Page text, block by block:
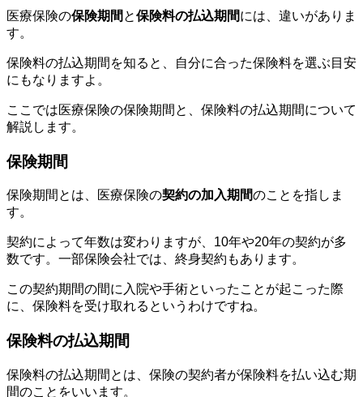
医療保険の保険期間 と保険料の払込期間には、違いがありま
す。
保険料の払込期間を知ると、自分に合った保険料を選ぶ目安
にもなりますよ。
ここでは医療保険の保険期間と、保険料の払込期間について
解説します。
保険期間
保険期間とは、医療保険の契約の加入期間のことを指しま
す。
契約によって年数は変わりますが、10年や20年の契約が多
数です。一部保険会社では、終身契約もあります。
この契約期間の間に入院や手術といったことが起こった際
に、保険料を受け取れるというわけですね。
保険料の払込期間
保険料の払込期間とは、保険の契約者が保険料を払い込む期
間のことをいいます。